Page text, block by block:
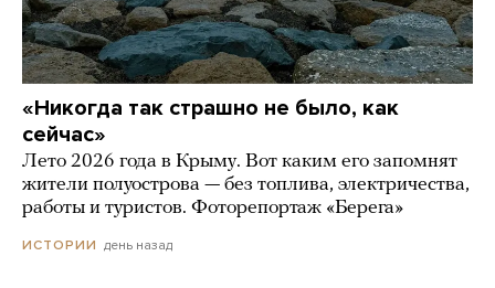
«Никогда так страшно не было, как
сейчас»
Лето 2026 года в Крыму. Вот каким его запомнят
жители полуострова — без топлива, электричества,
работы и туристов. Фоторепортаж «Берега»
ИСТОРИИ день назад